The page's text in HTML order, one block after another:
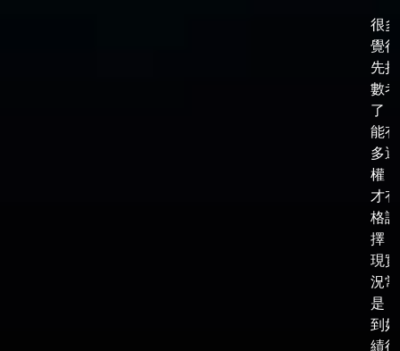
很
覺
先
數
了
能
多
權
才
格
擇
現
況常
是
到
績